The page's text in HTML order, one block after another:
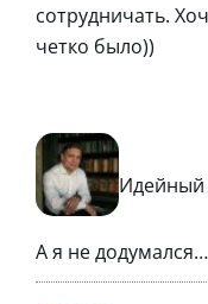
сотрудничать.
четко было))
Идейный
А я не